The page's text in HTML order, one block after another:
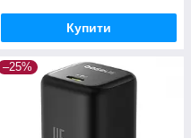
Купити
–25%